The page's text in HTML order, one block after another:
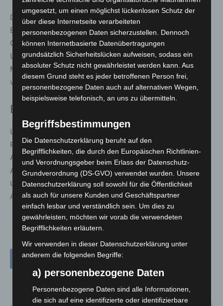
Der 2,7 Kilometer lange Rundkurs führte vom
Eingangsbereich über Meyers Hof, das australische
Outback und den Dschungelpalast, weiter durch die
Unterwasserwelt von Yukon Bay bis hinauf zum Afi
Mountain. Je nach Kondition konnte die Strecke ein- bis
viermal absolviert werden.
Breite Unterstützung für den ZOO-RUN
Unterstützt wurde die Veranstaltung von zahlreichen
Partnern, darunter Gehrke Econ, LOTTO Niedersachsen,
AVE Audio Visual Equipment, das Einbecker Brauhaus,
Audi BKK, Gemüsekiste, Kai Deeke, die Johanniter
Unfallhilfe, die Zoofreunde Hannover e.V. sowie die
Agentur Eichels GmbH.
umgesetzt, um einen möglichst lückenlosen Schutz der
über diese Internetseite verarbeiteten
personenbezogenen Daten sicherzustellen. Dennoch
können Internetbasierte Datenübertragungen
grundsätzlich Sicherheitslücken aufweisen, sodass ein
absoluter Schutz nicht gewährleistet werden kann. Aus
diesem Grund steht es jeder betroffenen Person frei,
personenbezogene Daten auch auf alternativen Wegen,
beispielsweise telefonisch, an uns zu übermitteln.
Begriffsbestimmungen
Die Datenschutzerklärung beruht auf den
Begrifflichkeiten, die durch den Europäischen Richtlinien-
und Verordnungsgeber beim Erlass der Datenschutz-
Grundverordnung (DS-GVO) verwendet wurden. Unsere
Datenschutzerklärung soll sowohl für die Öffentlichkeit
als auch für unsere Kunden und Geschäftspartner
einfach lesbar und verständlich sein. Um dies zu
gewährleisten, möchten wir vorab die verwendeten
Begrifflichkeiten erläutern.
Wir verwenden in dieser Datenschutzerklärung unter
anderem die folgenden Begriffe:
a) personenbezogene Daten
Personenbezogene Daten sind alle Informationen,
die sich auf eine identifizierte oder identifizierbare